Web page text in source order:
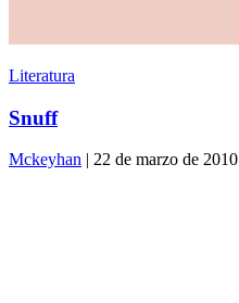
Literatura
Snuff
Mckeyhan | 22 de marzo de 2010